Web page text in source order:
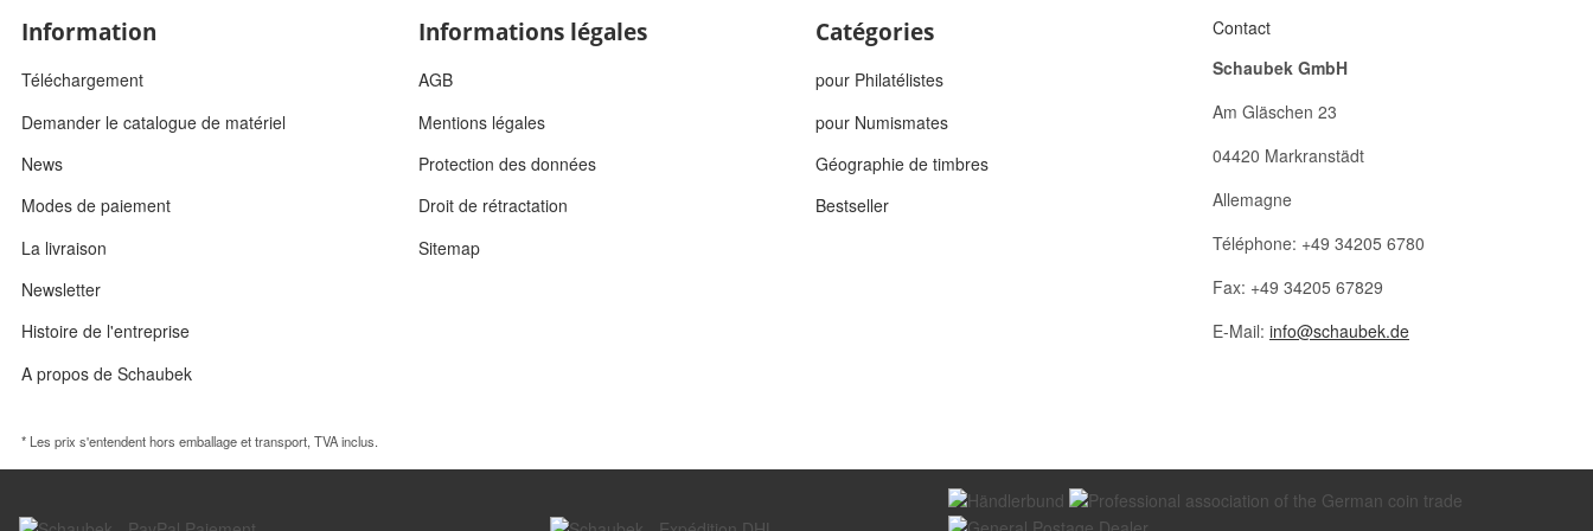
Information
Téléchargement
Demander le catalogue de matériel
News
Modes de paiement
La livraison
Newsletter
Histoire de l'entreprise
A propos de Schaubek
Informations légales
AGB
Mentions légales
Protection des données
Droit de rétractation
Sitemap
Catégories
pour Philatélistes
pour Numismates
Géographie de timbres
Bestseller
Contact
Schaubek GmbH
Am Gläschen 23
04420 Markranstädt
Allemagne
Téléphone: +49 34205 6780
Fax: +49 34205 67829
E-Mail: info@schaubek.de
* Les prix s'entendent hors emballage et transport, TVA inclus.